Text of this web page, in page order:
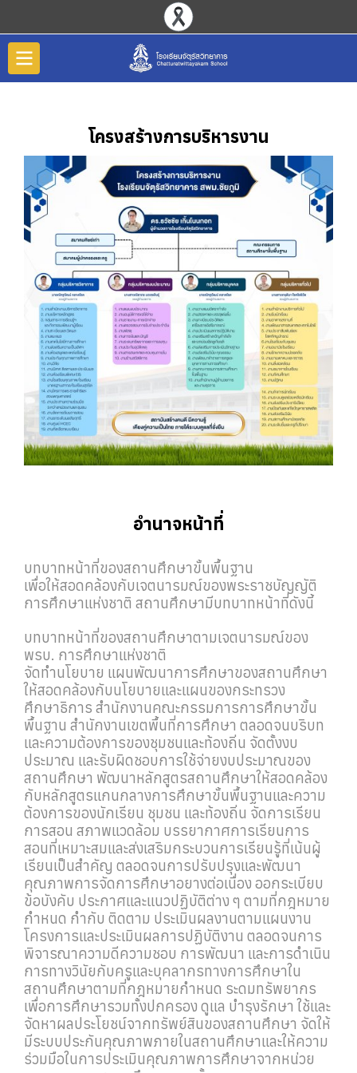
โครงสร้างการบริหารงาน
อำนาจหน้าที่
บทบาทหน้าที่ของสถานศึกษาขั้นพื้นฐาน
เพื่อให้สอดคล้องกับเจตนารมณ์ของพระราชบัญญัติ
การศึกษาแห่งชาติ สถานศึกษามีบทบาทหน้าที่ดังนี้
บทบาทหน้าที่ของสถานศึกษาตามเจตนารมณ์ของ
พรบ. การศึกษาแห่งชาติ
จัดทำนโยบาย แผนพัฒนาการศึกษาของสถานศึกษา
ให้สอดคล้องกับนโยบายและแผนของกระทรวง
ศึกษาธิการ สำนักงานคณะกรรมการการศึกษาขั้น
พื้นฐาน สำนักงานเขตพื้นที่การศึกษา ตลอดจนบริบท
และความต้องการของชุมชนและท้องถิ่น จัดตั้งงบ
ประมาณ และรับผิดชอบการใช้จ่ายงบประมาณของ
สถานศึกษา พัฒนาหลักสูตรสถานศึกษาให้สอดคล้อง
กับหลักสูตรแกนกลางการศึกษาขั้นพื้นฐานและความ
ต้องการของนักเรียน ชุมชน และท้องถิ่น จัดการเรียน
การสอน สภาพแวดล้อม บรรยากาศการเรียนการ
สอนที่เหมาะสมและส่งเสริมกระบวนการเรียนรู้ที่เน้นผู้
เรียนเป็นสำคัญ ตลอดจนการปรับปรุงและพัฒนา
คุณภาพการจัดการศึกษาอยางต่อเนื่อง ออกระเบียบ
ข้อบังคับ ประกาศและแนวปฏิบัติต่าง ๆ ตามที่กฎหมาย
กำหนด กำกับ ติดตาม ประเมินผลงานตามแผนงาน
โครงการและประเมินผลการปฏิบัติงาน ตลอดจนการ
พิจารณาความดีความชอบ การพัฒนา และการดำเนิน
การทางวินัยกับครูและบุคลากรทางการศึกษาใน
สถานศึกษาตามที่กฎหมายกำหนด ระดมทรัพยากร
เพื่อการศึกษารวมทั้งปกครอง ดูแล บำรุงรักษา ใช้และ
จัดหาผลประโยชน์จากทรัพย์สินของสถานศึกษา จัดให้
มีระบบประกันคุณภาพภายในสถานศึกษาและให้ความ
ร่วมมือในการประเมินคุณภาพการศึกษาจากหน่วย